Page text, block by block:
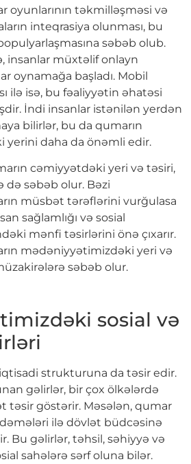
oyunlarının təkmilləşməsi və
inteqrasiya olunması, bu
səbəb olub.
insanlar müxtəlif onlayn
oynamağa başladı. Mobil
ilə isə, bu fəaliyyətin əhatəsi
İndi insanlar istənilən yerdən
bilirlər, bu da qumarın
daha da önəmli edir.
cəmiyyətdəki yeri və təsiri,
də səbəb olur. Bəzi
müsbət tərəflərini vurğulasa
sağlamlığı və sosial
mənfi təsirlərini önə çıxarır.
mədəniyyətimizdəki yeri və
səbəb olur.
sosial və
strukturuna da təsir edir.
gəlirlər, bir çox ölkələrdə
təsir göstərir. Məsələn, qumar
ilə dövlət büdcəsinə
Bu gəlirlər, təhsil, səhiyyə və
sahələrə sərf oluna bilər.